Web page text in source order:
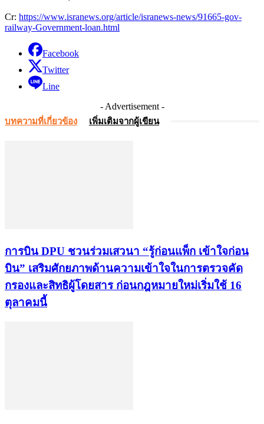
Cr: https://www.isranews.org/article/isranews-news/91665-gov-
railway-Government-loan.html
Facebook
Twitter
Line
- Advertisement -
บทความที่เกี่ยวข้อง เพิ่มเติมจากผู้เขียน
การบิน DPU ชวนร่วมเสวนา “รู้ก่อนแพ็ก เข้าใจก่อน
บิน” เสริมศักยภาพด้านความเข้าใจในการตรวจคัด
กรองและสิทธิผู้โดยสาร ก่อนกฎหมายใหม่เริ่มใช้ 16
ตุลาคมนี้